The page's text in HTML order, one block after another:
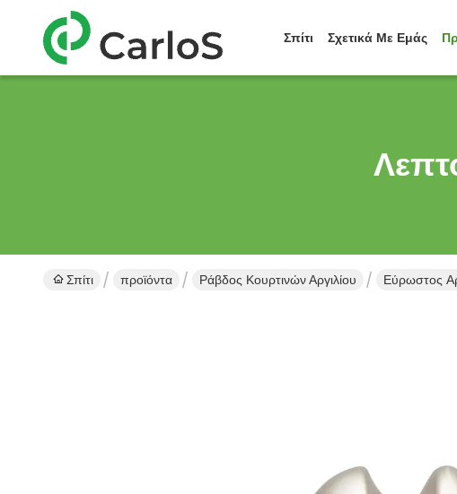
Σπίτι Σχετικά Με Εμάς
Σπίτι προϊόντα Ράβδος Κουρτινών Αργιλίου Εύρωστος